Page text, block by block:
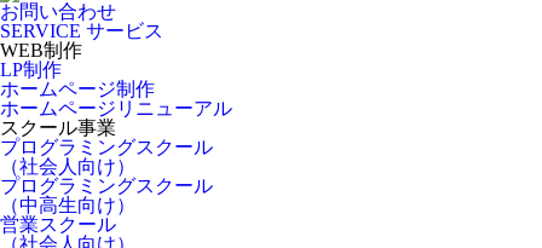
お問い合わせ
SERVICE サービス
WEB制作
LP制作
ホームページ制作
ホームページリニューアル
スクール事業
プログラミングスクール
（社会人向け）
プログラミングスクール
（中高生向け）
営業スクール
（社会人向け）